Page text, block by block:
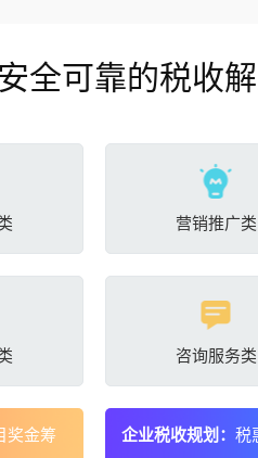
全可靠的税收
营销推广类
咨询服务类
奖金筹
企业税收规划： 税